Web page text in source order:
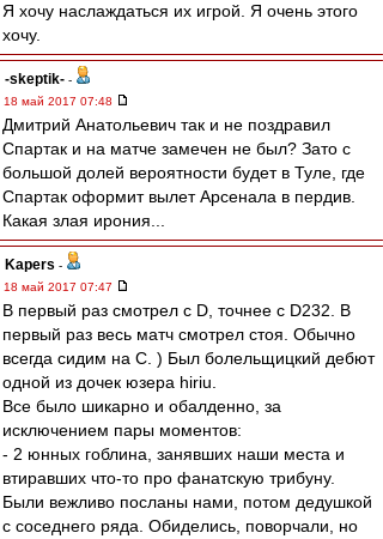
Я хочу наслаждаться их игрой. Я очень этого
хочу.
-skeptik- -
18 май 2017 07:48
Дмитрий Анатольевич так и не поздравил
Спартак и на матче замечен не был? Зато с
большой долей вероятности будет в Туле, где
Спартак оформит вылет Арсенала в пердив.
Какая злая ирония...
Kapers -
18 май 2017 07:47
В первый раз смотрел с D, точнее с D232. В
первый раз весь матч смотрел стоя. Обычно
всегда сидим на С. ) Был болельщицкий дебют
одной из дочек юзера hiriu.
Все было шикарно и обалденно, за
исключением пары моментов:
- 2 юнных гоблина, занявших наши места и
втиравших что-то про фанатскую трибуну.
Были вежливо посланы нами, потом дедушкой
с соседнего ряда. Обиделись, поворчали, но